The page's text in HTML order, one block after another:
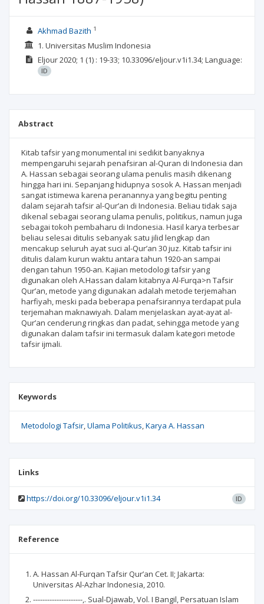
Akhmad Bazith 1
1. Universitas Muslim Indonesia
Eljour2020; 1 (1) : 19-33; 10.33096/eljour.v1i1.34; Language:
ID
Abstract
Kitab tafsir yang monumental ini sedikit banyaknya
mempengaruhi sejarah penafsiran al-Quran di Indonesia dan
A. Hassan sebagai seorang ulama penulis masih dikenang
hingga hari ini. Sepanjang hidupnya sosok A. Hassan menjadi
sangat istimewa karena peranannya yang begitu penting
dalam sejarah tafsir al-Qur’an di Indonesia. Beliau tidak saja
dikenal sebagai seorang ulama penulis, politikus, namun juga
sebagai tokoh pembaharu di Indonesia. Hasil karya terbesar
beliau selesai ditulis sebanyak satu jilid lengkap dan
mencakup seluruh ayat suci al-Qur’an 30 juz. Kitab tafsir ini
ditulis dalam kurun waktu antara tahun 1920-an sampai
dengan tahun 1950-an. Kajian metodologi tafsir yang
digunakan oleh A.Hassan dalam kitabnya Al-Furqa>n Tafsir
Qur’an, metode yang digunakan adalah metode terjemahan
harfiyah, meski pada beberapa penafsirannya terdapat pula
terjemahan maknawiyah. Dalam menjelaskan ayat-ayat al-
Qur’an cenderung ringkas dan padat, sehingga metode yang
digunakan dalam tafsir ini termasuk dalam kategori metode
tafsir ijmali.
Keywords
Metodologi Tafsir Ulama Politikus Karya A. Hassan
Links
https://doi.org/10.33096/eljour.v1i1.34 ID
Reference
A. Hassan Al-Furqan Tafsir Qur’an Cet. II; Jakarta:
Universitas Al-Azhar Indonesia, 2010.
---------------------,. Sual-Djawab, Vol. I Bangil, Persatuan Islam